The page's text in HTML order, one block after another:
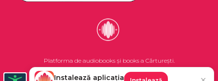
Platforma de audiobooks și books a Cărturești.
Instalează aplicația